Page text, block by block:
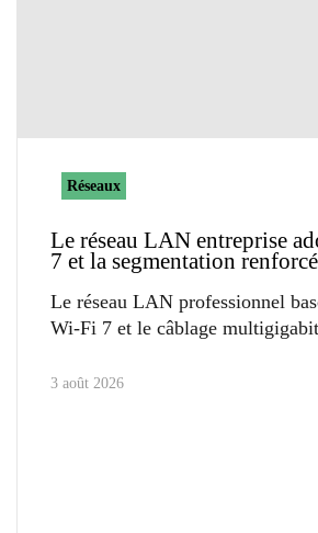
Réseaux
Le réseau LAN entreprise
7 et la segmentation
Le réseau LAN professionnel
Wi-Fi 7 et le câblage
3 août 2026